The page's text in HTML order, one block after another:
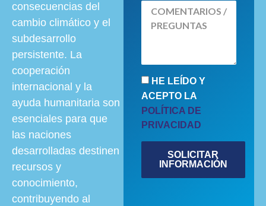
consecuencias del
cambio climático y el
subdesarrollo
persistente. La
cooperación
internacional y la
ayuda humanitaria son
esenciales para que
las naciones
desarrolladas destinen
recursos y
conocimiento,
contribuyendo al
HE LEÍDO Y
ACEPTO LA
POLÍTICA DE
PRIVACIDAD
SOLICITAR
INFORMACIÓN